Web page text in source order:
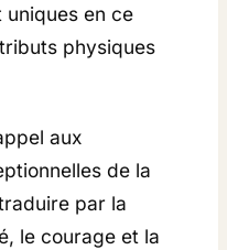
uniques en ce
physiques
aux
de la
par la
le courage et la